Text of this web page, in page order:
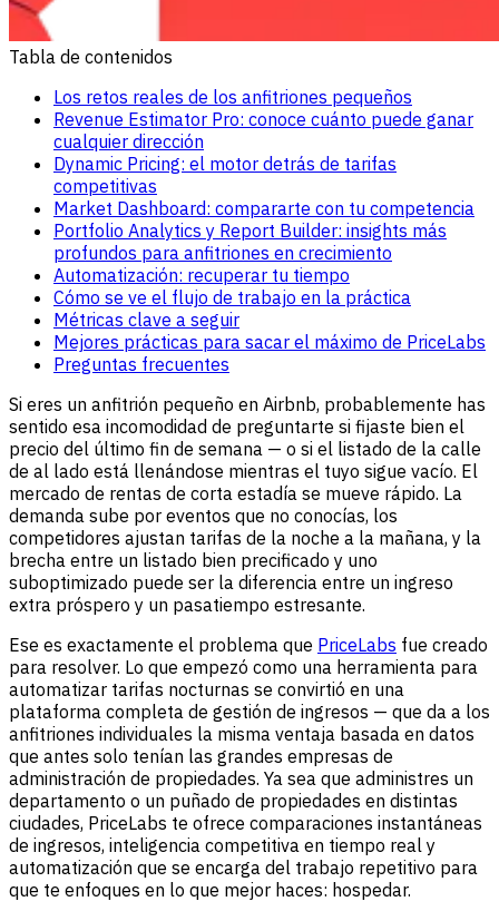
Tabla de contenidos
Los retos reales de los anfitriones pequeños
Revenue Estimator Pro: conoce cuánto puede ganar
cualquier dirección
Dynamic Pricing: el motor detrás de tarifas
competitivas
Market Dashboard: compararte con tu competencia
Portfolio Analytics y Report Builder: insights más
profundos para anfitriones en crecimiento
Automatización: recuperar tu tiempo
Cómo se ve el flujo de trabajo en la práctica
Métricas clave a seguir
Mejores prácticas para sacar el máximo de PriceLabs
Preguntas frecuentes
Si eres un anfitrión pequeño en Airbnb, probablemente has
sentido esa incomodidad de preguntarte si fijaste bien el
precio del último fin de semana — o si el listado de la calle
de al lado está llenándose mientras el tuyo sigue vacío. El
mercado de rentas de corta estadía se mueve rápido. La
demanda sube por eventos que no conocías, los
competidores ajustan tarifas de la noche a la mañana, y la
brecha entre un listado bien precificado y uno
suboptimizado puede ser la diferencia entre un ingreso
extra próspero y un pasatiempo estresante.
Ese es exactamente el problema que PriceLabs fue creado
para resolver. Lo que empezó como una herramienta para
automatizar tarifas nocturnas se convirtió en una
plataforma completa de gestión de ingresos — que da a los
anfitriones individuales la misma ventaja basada en datos
que antes solo tenían las grandes empresas de
administración de propiedades. Ya sea que administres un
departamento o un puñado de propiedades en distintas
ciudades, PriceLabs te ofrece comparaciones instantáneas
de ingresos, inteligencia competitiva en tiempo real y
automatización que se encarga del trabajo repetitivo para
que te enfoques en lo que mejor haces: hospedar.